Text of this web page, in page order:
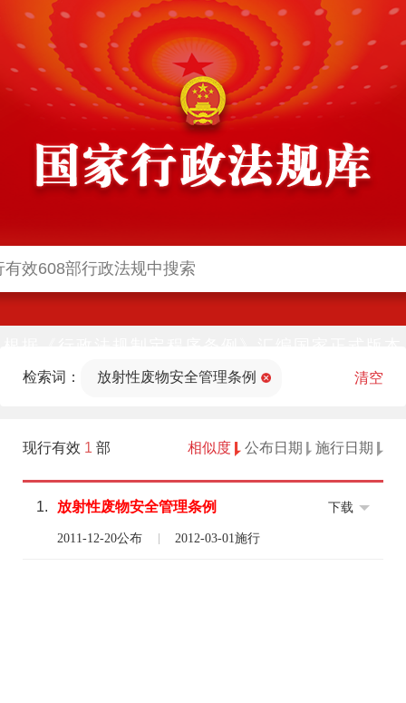
法部官网)同步公布
检索词： 放射性废物安全管理条例 清空
现行有效 1 部 相似度 公布日期 施行日期
1. 放射性废物安全管理条例
2011-12-20公布 2012-03-01施行
下载